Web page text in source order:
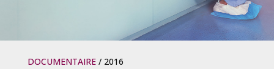
DOCUMENTAIRE
2016